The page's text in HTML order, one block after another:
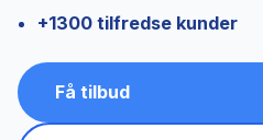
+1300 tilfredse kunder
Få tilbud